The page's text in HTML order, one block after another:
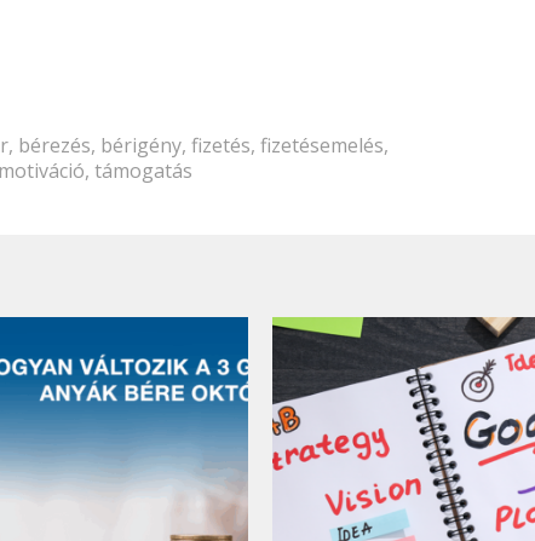
, bérezés, bérigény, fizetés, fizetésemelés,
motiváció, támogatás